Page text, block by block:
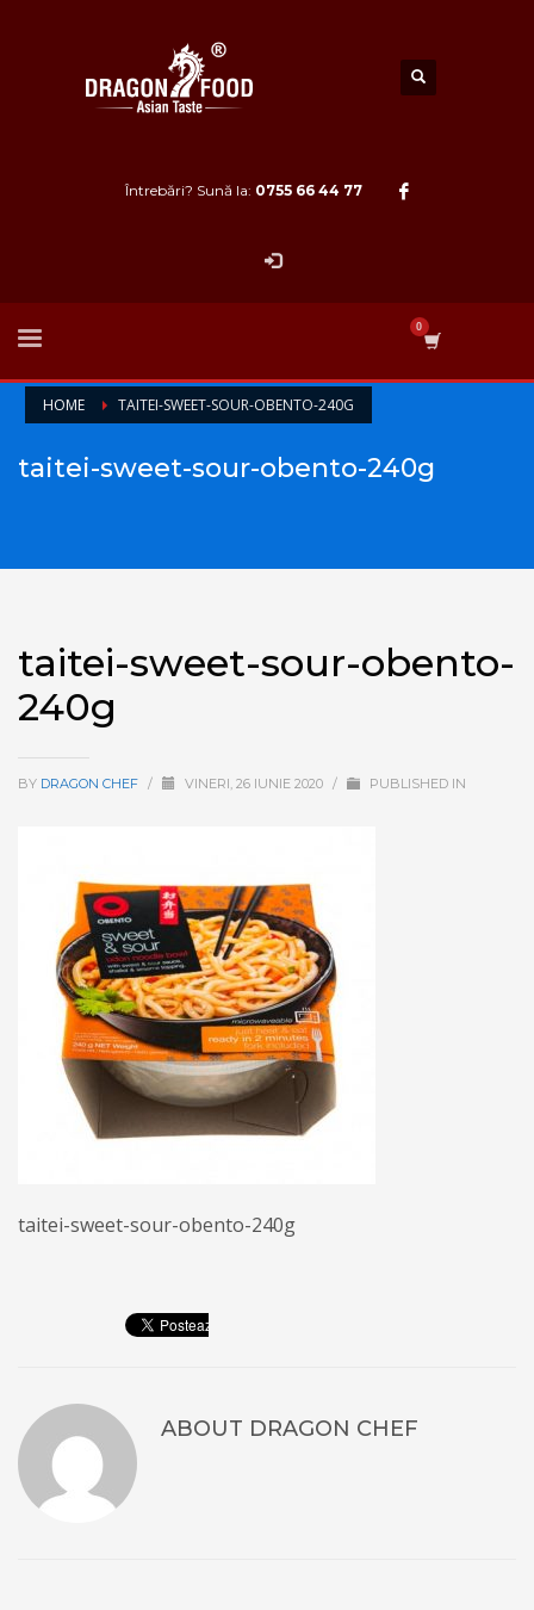
Întrebări? Sună la: 0755 66 44 77
HOME TAITEI-SWEET-SOUR-OBENTO-240G
taitei-sweet-sour-obento-240g
taitei-sweet-sour-obento-
240g
BY DRAGON CHEF / VINERI, 26 IUNIE 2020 / PUBLISHED IN
taitei-sweet-sour-obento-240g
ABOUT DRAGON CHEF